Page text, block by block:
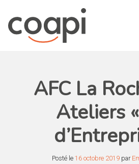
AFC La
Ateliers
Posté le 16 octobre 2019par